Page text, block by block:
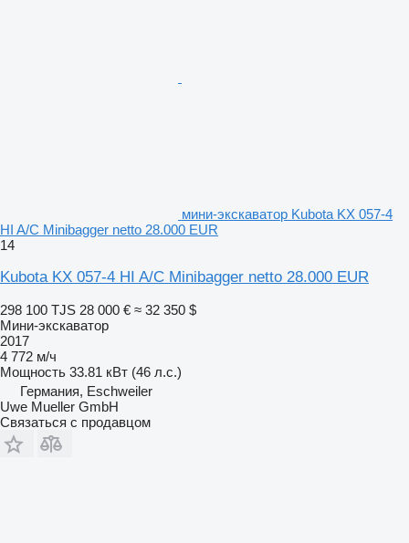
мини-экскаватор Kubota KX 057-4
HI A/C Minibagger netto 28.000 EUR
14
Kubota KX 057-4 HI A/C Minibagger netto 28.000 EUR
298 100 TJS 28 000 € ≈ 32 350 $
Мини-экскаватор
2017
4 772 м/ч
Мощность 33.81 кВт (46 л.с.)
Германия, Eschweiler
Uwe Mueller GmbH
Связаться с продавцом